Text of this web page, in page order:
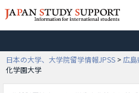
日本の大学、大学院留学情報JPSS > 広
化学園大学